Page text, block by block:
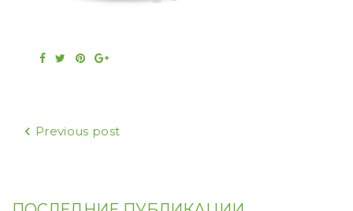
Facebook
TwitterPinterestGoogle+
Навигация
Previous post